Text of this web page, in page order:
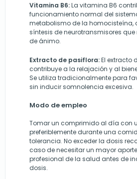
Vitamina B6:La vitamina B6
funcionamiento normal del
metabolismo de la homocisteína,
síntesis de neurotransmisores
de ánimo.
Extracto de pasiflora:El extracto
contribuye a la relajación y al
Se utiliza tradicionalmente para
sin inducir somnolencia excesiva.
Modo de empleo
Tomar un comprimido al día con
preferiblemente durante una
tolerancia. No exceder la dosis
caso de necesitar un mayor
profesional de la salud antes de
dosis.